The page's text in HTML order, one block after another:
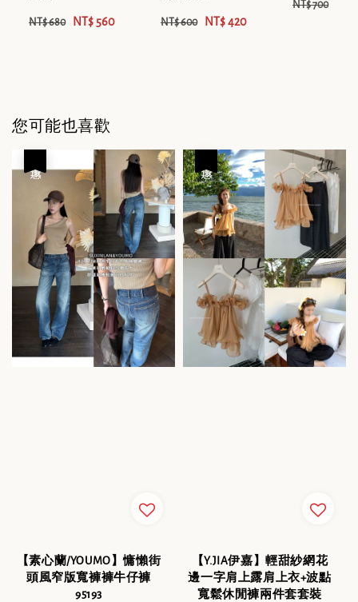
NT$ 680 NT$ 560 NT$ 600 NT$ 420
NT$ 700
您可能也喜歡
【素心蘭/YOUMO】慵懶街
頭風窄版寬褲褲牛仔褲
95193
【Y.JIA伊嘉】輕甜紗網花
邊一字肩上露肩上衣+波點
寬鬆休閒褲兩件套套裝